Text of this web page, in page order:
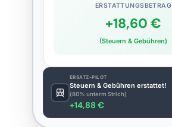
ERSTATTUNGSBETRAG
+18,60 €
(Steuern & Gebühren)
ERSATZ-PILOT
Steuern & Gebühren erstattet!
(80% unterm Strich)
+14,88 €